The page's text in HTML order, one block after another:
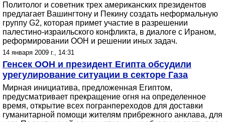
Политолог и советник трех американских президентов
предлагает Вашингтону и Пекину создать неформальную
группу G2, которая примет участие в разрешении
палестино-израильского конфликта, в диалоге с Ираном,
реформировании ООН и решении иных задач.
14 января 2009 г., 14:31
Генсек ООН и президент Египта обсудили
урегулирование ситуации в секторе Газа
Мирная инициатива, предложенная Египтом,
предусматривает прекращение огня на определенное
время, открытие всех погранпереходов для доставки
гуманитарной помощи жителям прибрежного анклава, для